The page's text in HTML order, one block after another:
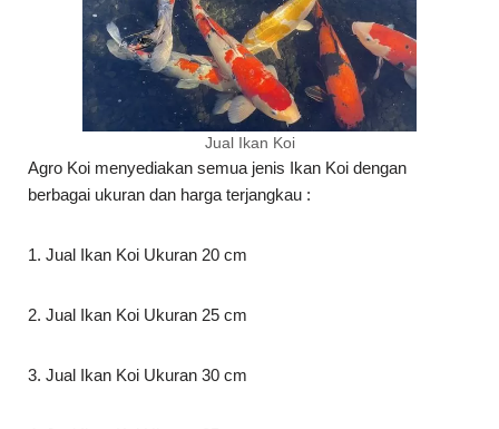
Jual Ikan Koi
Agro Koi menyediakan semua jenis Ikan Koi dengan
berbagai ukuran dan harga terjangkau :
1. Jual Ikan Koi Ukuran 20 cm
2. Jual Ikan Koi Ukuran 25 cm
3. Jual Ikan Koi Ukuran 30 cm